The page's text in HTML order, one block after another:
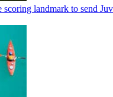
scoring landmark to send